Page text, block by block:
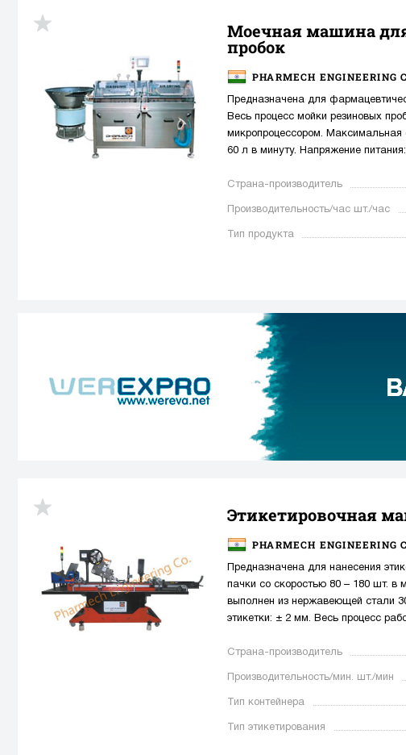
Моечная машина
пробок
PHARMECH ENGINEERING
Предназначена для
Весь процесс мойки резиновых
микропроцессором. Максимальная
60 л в минуту. Напряжение
Страна-производитель
Производительность/час шт./час
Тип продукта
Этикетировочная
PHARMECH ENGINEERING
Предназначена для нанесения
пачки со скоростью 80 – 180 шт. в
выполнен из нержавеющей стали
этикетки: ± 2 мм. Весь процесс
Страна-производитель
Производительность/мин. шт./мин
Тип контейнера
Тип этикетирования